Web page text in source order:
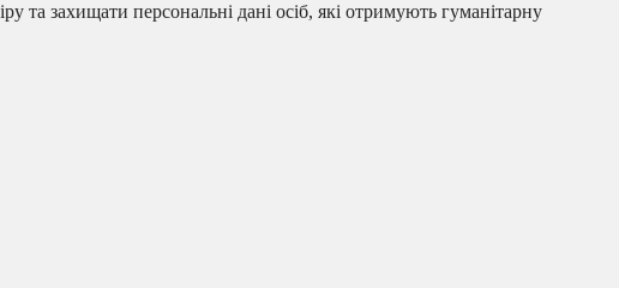
та захищати персональні дані осіб, які отримують гуманітарну